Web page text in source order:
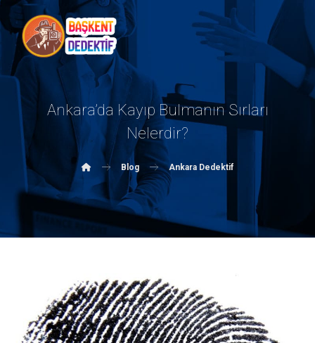
Ankara’da Kayıp Bulmanın Sırları
Nelerdir?
Blog Ankara Dedektif